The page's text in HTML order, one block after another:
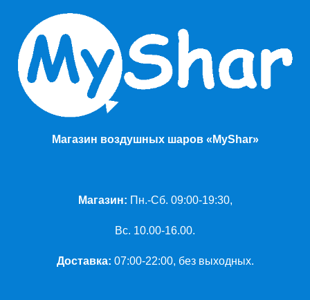
Магазин воздушных шаров «MyShar»
Магазин: Пн.-Сб. 09:00-19:30,
Вс. 10.00-16.00.
Доставка: 07:00-22:00, без выходных.